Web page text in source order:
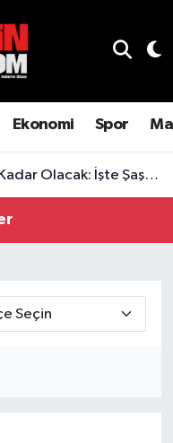
Ekonomi Spor
İşte Şaşırtan Rakam